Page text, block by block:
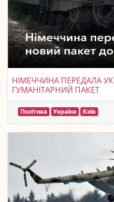
НІМЕЧЧИНА ПЕРЕДАЛА
ГУМАНІТАРНИЙ ПАКЕТ
Політика Україна Київ